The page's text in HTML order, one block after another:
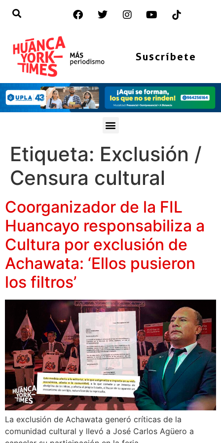
Suscríbete
Etiqueta: Exclusión /
Censura cultural
Coorganizador de la FIL
Huancayo responsabiliza a
Cultura por exclusión de
Achawata: ‘Ellos pusieron
los filtros’
La exclusión de Achawata generó críticas de la
comunidad cultural y llevó a José Carlos Agüero a